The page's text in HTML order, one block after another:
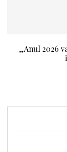
„Anul 2026